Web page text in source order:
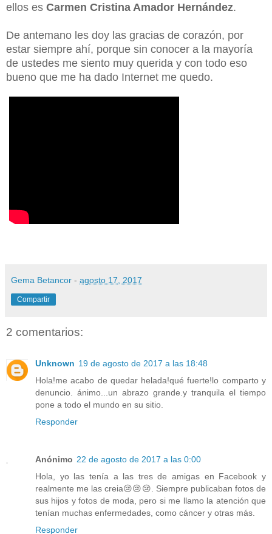
ellos es Carmen Cristina Amador Hernández.
De antemano les doy las gracias de corazón, por
estar siempre ahí, porque sin conocer a la mayoría
de ustedes me siento muy querida y con todo eso
bueno que me ha dado Internet me quedo.
Gema Betancor - agosto 17, 2017
Compartir
2 comentarios:
Unknown 19 de agosto de 2017 a las 18:48
Hola!me acabo de quedar helada!qué fuerte!lo comparto y
denuncio. ánimo...un abrazo grande.y tranquila el tiempo
pone a todo el mundo en su sitio.
Responder
Anónimo 22 de agosto de 2017 a las 0:00
Hola, yo las tenía a las tres de amigas en Facebook y
realmente me las creia😢😢😢. Siempre publicaban fotos de
sus hijos y fotos de moda, pero si me llamo la atención que
tenían muchas enfermedades, como cáncer y otras más.
Responder